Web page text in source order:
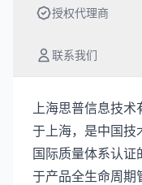
授权代理商
联系我们
上海思普信息技术
于上海，是中国技
国际质量体系认
于产品全生命周期